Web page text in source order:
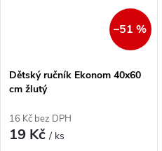
–51 %
Dětský ručník Ekonom 40x60
cm žlutý
16 Kč bez DPH
19 Kč/ ks